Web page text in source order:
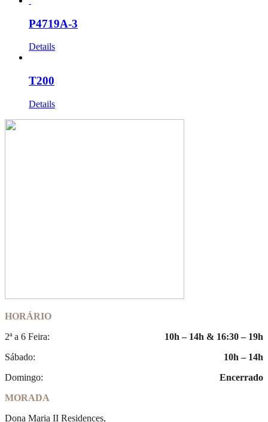
P4719A-3
Details
T200
Details
HORÁRIO
2ª a 6 Feira:
10h – 14h & 16:30 – 19h
Sábado:
10h – 14h
Domingo:
Encerrado
MORADA
Dona Maria II Residences,